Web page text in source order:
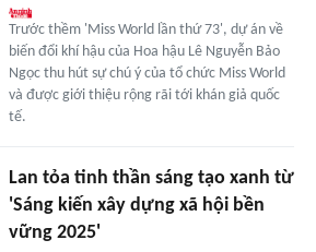
Trước thềm 'Miss World lần thứ 73', dự án về
biến đổi khí hậu của Hoa hậu Lê Nguyễn Bảo
Ngọc thu hút sự chú ý của tổ chức Miss World
và được giới thiệu rộng rãi tới khán giả quốc
tế.
Lan tỏa tinh thần sáng tạo xanh từ
'Sáng kiến xây dựng xã hội bền
vững 2025'